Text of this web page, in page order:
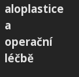
aloplastice
a
operační
léčbě